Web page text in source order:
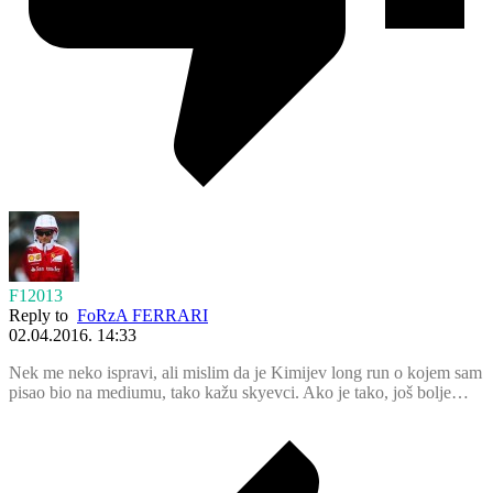
F12013
Reply to FoRzA FERRARI
02.04.2016. 14:33
Nek me neko ispravi, ali mislim da je Kimijev long run o kojem sam
pisao bio na mediumu, tako kažu skyevci. Ako je tako, još bolje…